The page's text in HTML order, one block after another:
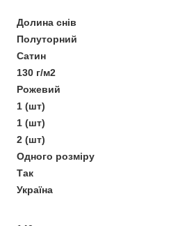
Долина снів
Полуторний
Сатин
130 г/м2
Рожевий
1 (шт)
1 (шт)
2 (шт)
Одного розміру
Так
Україна